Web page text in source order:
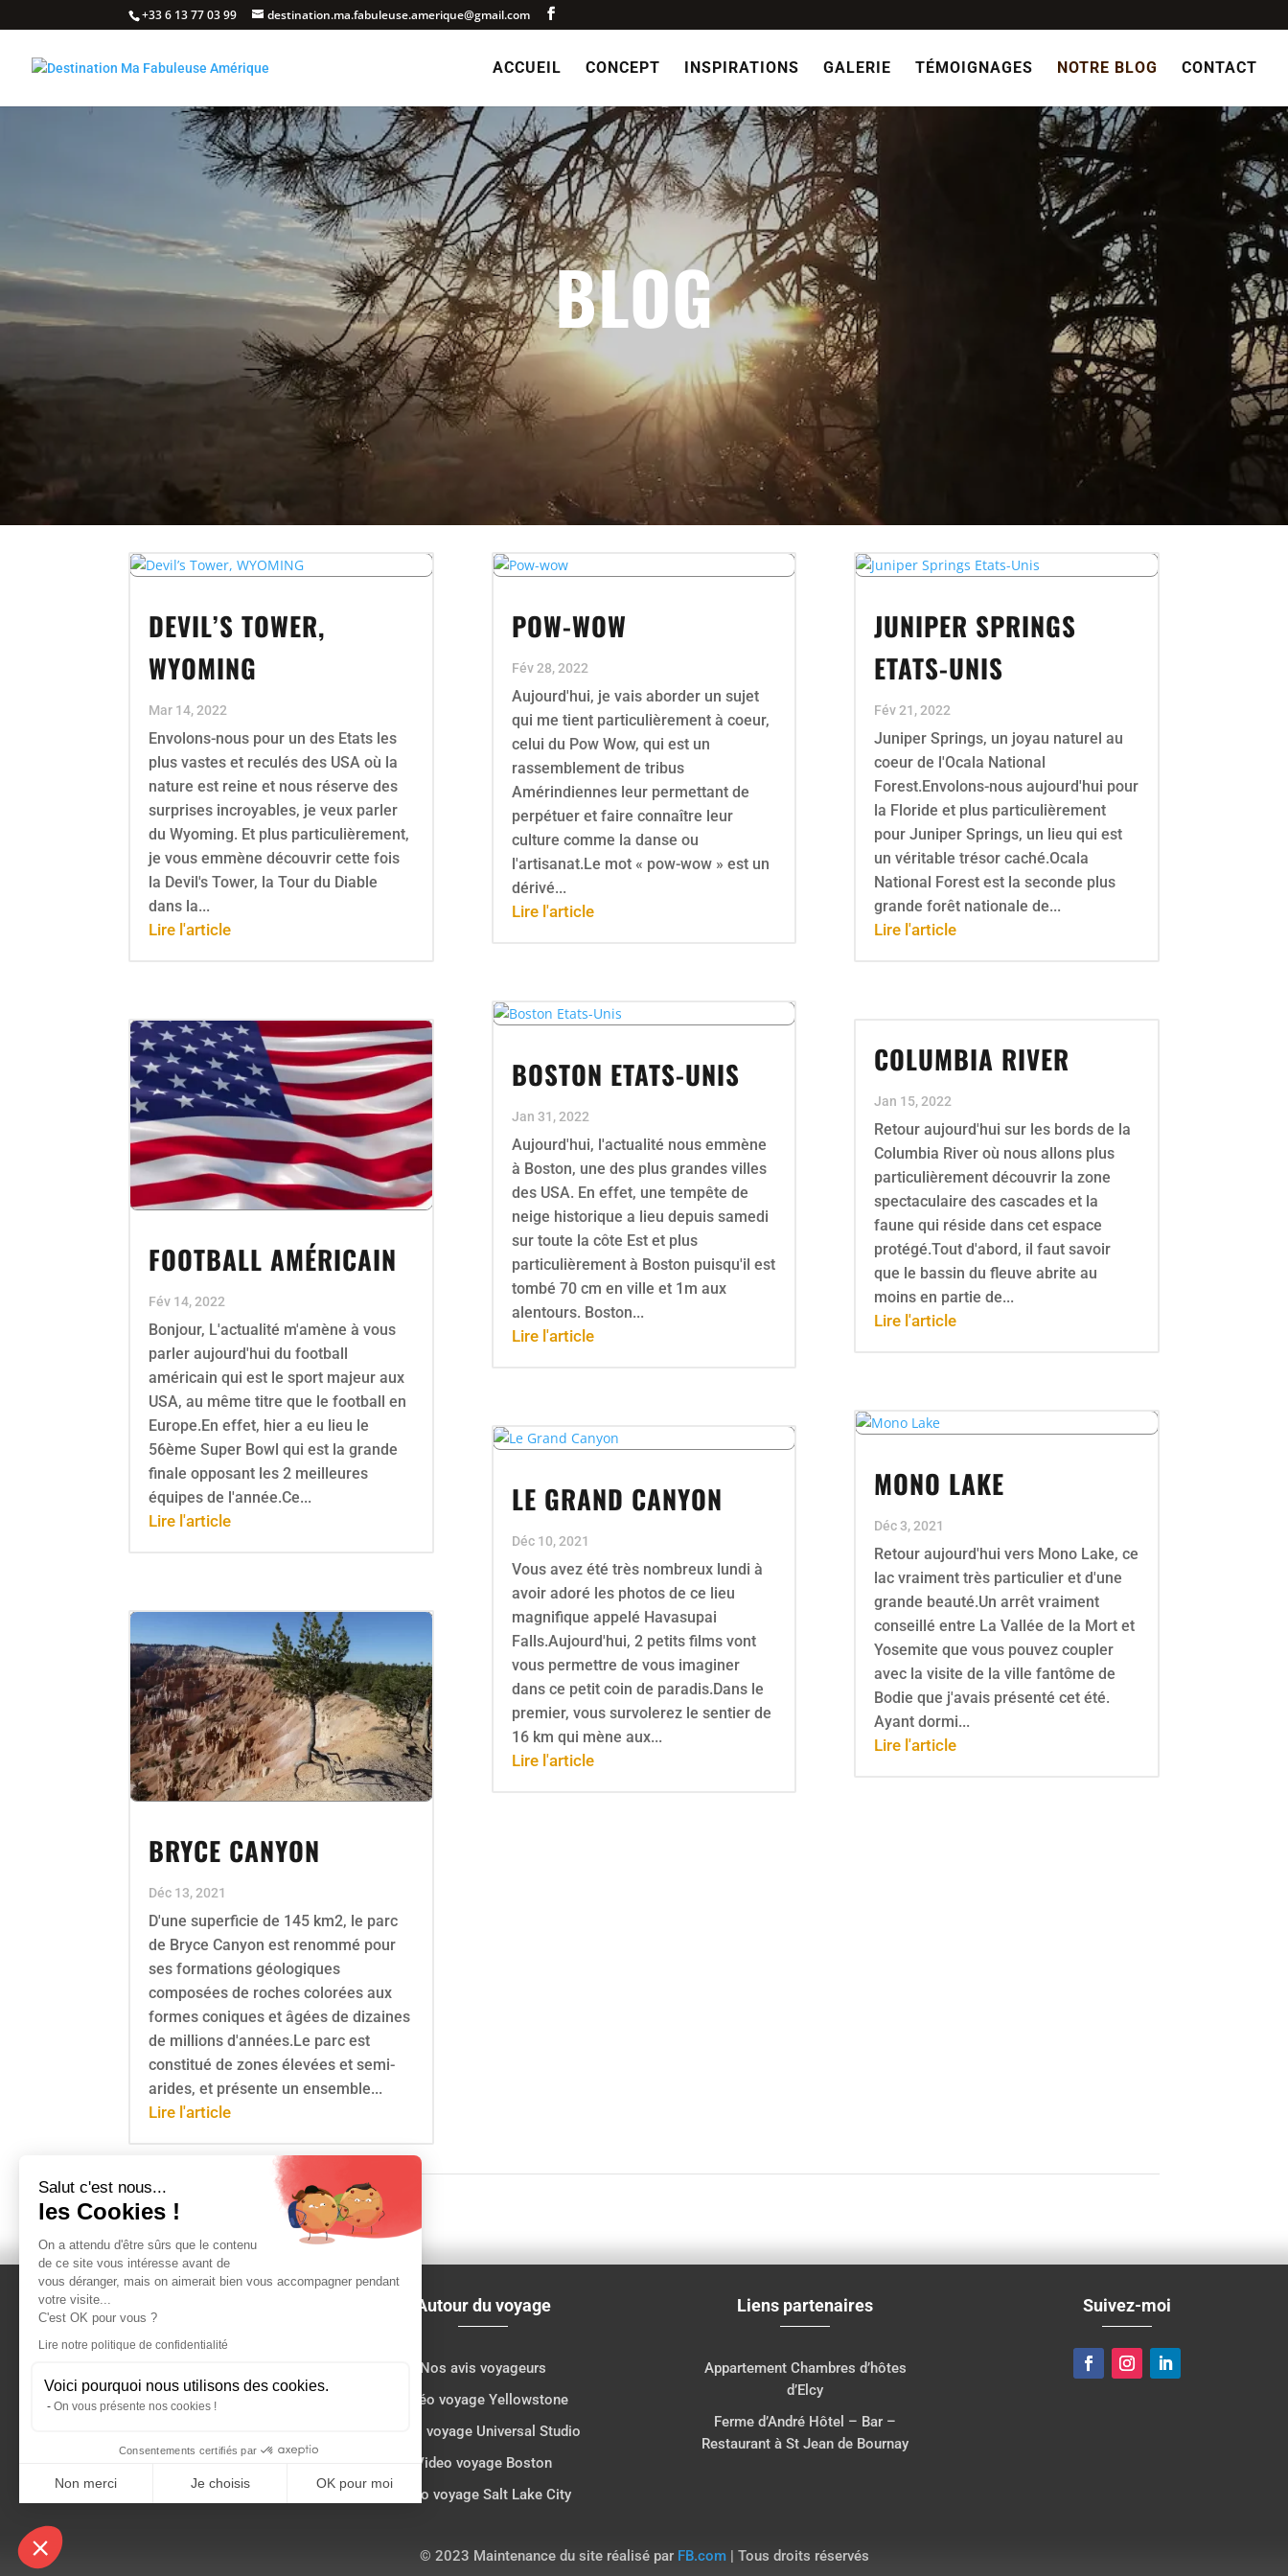
+33 6 13 77 03 99 destination.ma.fabuleuse.amerique@gmail.com
ACCUEIL CONCEPT INSPIRATIONS GALERIE TÉMOIGNAGES NOTRE BLOG CONTACT
BLOG
DEVIL’S TOWER,
WYOMING
Mar 14, 2022
Envolons-nous pour un des Etats les
plus vastes et reculés des USA où la
nature est reine et nous réserve des
surprises incroyables, je veux parler
du Wyoming. Et plus particulièrement,
je vous emmène découvrir cette fois
la Devil's Tower, la Tour du Diable
dans la...
Lire l'article
FOOTBALL AMÉRICAIN
Fév 14, 2022
Bonjour, L'actualité m'amène à vous
parler aujourd'hui du football
américain qui est le sport majeur aux
USA, au même titre que le football en
Europe.En effet, hier a eu lieu le
56ème Super Bowl qui est la grande
finale opposant les 2 meilleures
équipes de l'année.Ce...
Lire l'article
BRYCE CANYON
Déc 13, 2021
D'une superficie de 145 km2, le parc
de Bryce Canyon est renommé pour
ses formations géologiques
composées de roches colorées aux
formes coniques et âgées de dizaines
de millions d'années.Le parc est
constitué de zones élevées et semi-
arides, et présente un ensemble...
Lire l'article
POW-WOW
Fév 28, 2022
Aujourd'hui, je vais aborder un sujet
qui me tient particulièrement à coeur,
celui du Pow Wow, qui est un
rassemblement de tribus
Amérindiennes leur permettant de
perpétuer et faire connaître leur
culture comme la danse ou
l'artisanat.Le mot « pow-wow » est un
dérivé...
Lire l'article
BOSTON ETATS-UNIS
Jan 31, 2022
Aujourd'hui, l'actualité nous emmène
à Boston, une des plus grandes villes
des USA. En effet, une tempête de
neige historique a lieu depuis samedi
sur toute la côte Est et plus
particulièrement à Boston puisqu'il est
tombé 70 cm en ville et 1m aux
alentours. Boston...
Lire l'article
LE GRAND CANYON
Déc 10, 2021
Vous avez été très nombreux lundi à
avoir adoré les photos de ce lieu
magnifique appelé Havasupai
Falls.Aujourd'hui, 2 petits films vont
vous permettre de vous imaginer
dans ce petit coin de paradis.Dans le
premier, vous survolerez le sentier de
16 km qui mène aux...
Lire l'article
JUNIPER SPRINGS
ETATS-UNIS
Fév 21, 2022
Juniper Springs, un joyau naturel au
coeur de l'Ocala National
Forest.Envolons-nous aujourd'hui pour
la Floride et plus particulièrement
pour Juniper Springs, un lieu qui est
un véritable trésor caché.Ocala
National Forest est la seconde plus
grande forêt nationale de...
Lire l'article
COLUMBIA RIVER
Jan 15, 2022
Retour aujourd'hui sur les bords de la
Columbia River où nous allons plus
particulièrement découvrir la zone
spectaculaire des cascades et la
faune qui réside dans cet espace
protégé.Tout d'abord, il faut savoir
que le bassin du fleuve abrite au
moins en partie de...
Lire l'article
MONO LAKE
Déc 3, 2021
Retour aujourd'hui vers Mono Lake, ce
lac vraiment très particulier et d'une
grande beauté.Un arrêt vraiment
conseillé entre La Vallée de la Mort et
Yosemite que vous pouvez coupler
avec la visite de la ville fantôme de
Bodie que j'avais présenté cet été.
Ayant dormi...
Lire l'article
Page 1 sur 3 3 »
Autour des Etats-Unis
Météo USA
Autour du voyage
Nos avis voyageurs
Vidéo voyage Yellowstone
Vidéo voyage Universal Studio
Video voyage Boston
vidéo voyage Salt Lake City
Liens partenaires
Appartement Chambres d’hôtes
d’Elcy
Ferme d’André Hôtel – Bar –
Restaurant à St Jean de Bournay
Suivez-moi
© 2023 Maintenance du site réalisé par FB.com| Tous droits réservés
Salut c'est nous...
les Cookies !
On a attendu d'être sûrs que le contenu
de ce site vous intéresse avant de
vous déranger, mais on aimerait bien vous accompagner pendant
votre visite...
C'est OK pour vous ?
Lire notre politique de confidentialité
Voici pourquoi nous utilisons des cookies.
On vous présente nos cookies !
Consentements certifiés par
Non merci Je choisis
OK pour moi
Notre plateforme vous permet d'adapter et de gérer vos paramètres de confidentialité, en garantissant la conformité avec les réglementations. Personnalisez vos préférences pour contrôler la manière dont